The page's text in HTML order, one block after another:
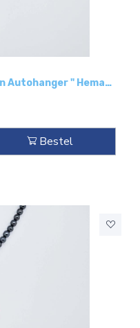
Handgemaakte Natuurstenen Autohanger " Hematiet"- Met metaal hanger - " Sleutel tot Palestina"
Bestel